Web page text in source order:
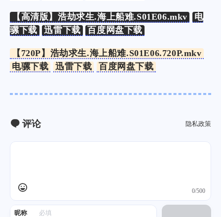
【高清版】浩劫求生.海上船难.S01E06.mkv
电
骡下载
迅雷下载 百度网盘下载
【720P】浩劫求生.海上船难.S01E06.720P.mkv
电骡下载
迅雷下载 百度网盘下载
评论 隐私政策
昵称
0/500